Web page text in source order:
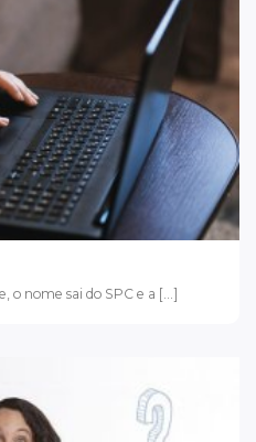
o nome sai do SPC e a [...]